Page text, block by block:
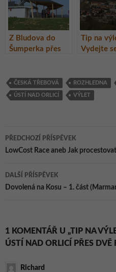
Z Bludova do
Šumperka přes
Tip na
Vydejte
ČESKÁ TŘEBOVÁ ROZHLEDNA
ÚSTÍ NAD ORLICÍ VÝLET
Navigace
pro
příspěvky
PŘEDCHOZÍ PŘÍSPĚVEK
LowCost Race aneb Jak
DALŠÍ PŘÍSPĚVEK
Dovolená na Kosu – 1. část
1 KOMENTÁŘ U „TIP NA
ÚSTÍ NAD ORLICÍ PŘES DVĚ
Richard